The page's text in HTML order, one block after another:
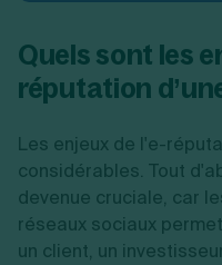
Quels sont les
réputation
Les enjeux de l'e-
considérables. Tout
devenue cruciale, car
réseaux sociaux
un client, un